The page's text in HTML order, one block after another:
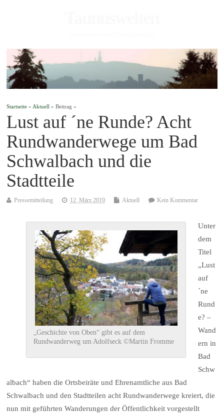
Startseite » Aktuell » Beitrag »
Lust auf ´ne Runde? Acht
Rundwanderwege um Bad
Schwalbach und die
Stadtteile
Pressemitteilung 12. März 2019 Aktuell Kein Kommentar
„Geschichte von Oben“ gibt es auf dem
Rundwanderweg um Adolfseck ©Martin Fromme
Unter
dem
Titel
„Lust
auf
´ne
Rund
e? –
Wand
ern in
Bad
Schw
albach“ haben die Ortsbeiräte und Ehrenamtliche aus Bad
Schwalbach und den Stadtteilen acht Rundwanderwege kreiert, die
nun mit geführten Wanderungen der Öffentlichkeit vorgestellt